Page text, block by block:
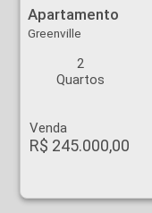
Apartamento
Greenville
2
Quartos
Venda
R$ 245.000,00